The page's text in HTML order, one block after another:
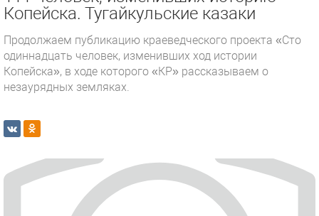
Копейска. Тугайкульские казаки
Продолжаем публикацию краеведческого проекта «Сто
одиннадцать человек, изменивших ход истории
Копейска», в ходе которого «КР» рассказываем о
незаурядных земляках.